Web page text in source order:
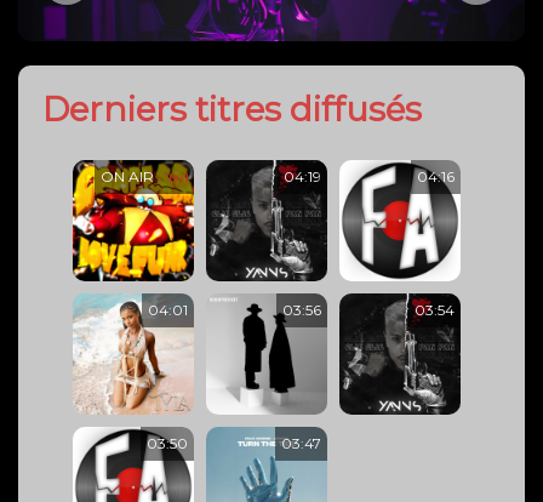
Derniers titres diffusés
ON AIR 04:19 04:16
04:01 03:56 03:54
03:50 03:47